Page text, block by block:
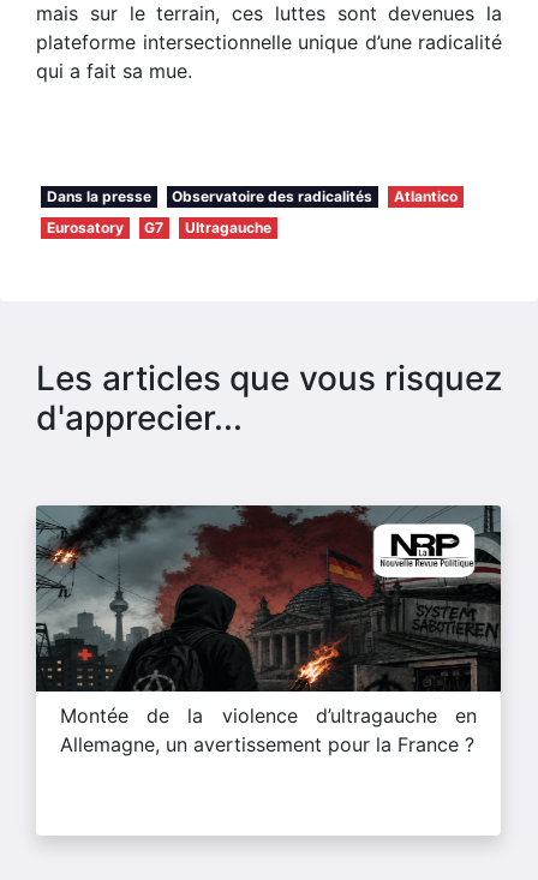
mais sur le terrain, ces luttes sont devenues la
plateforme intersectionnelle unique d’une radicalité
qui a fait sa mue.
Dans la presse Observatoire des radicalités
Atlantico
Eurosatory
G7 Ultragauche
Les articles que vous risquez
d'apprecier...
Montée de la violence d’ultragauche en
Allemagne, un avertissement pour la France ?